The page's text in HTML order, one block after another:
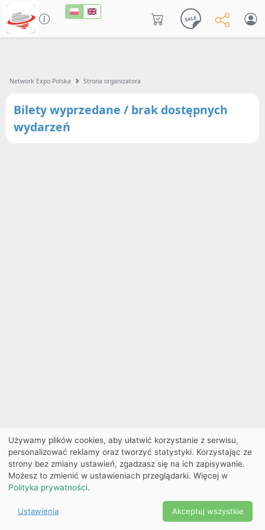
Network Expo Polska Strona organizatora
Bilety wyprzedane / brak dostępnych
wydarzeń
Ekobilet2026 |
Ustawienia
cookies
2026
Używamy plików cookies, aby ułatwić korzystanie z serwisu,
personalizować reklamy oraz tworzyć statystyki. Korzystając ze
strony bez zmiany ustawień, zgadzasz się na ich zapisywanie.
Możesz to zmienić w ustawieniach przeglądarki. Więcej w
Polityka prywatności.
Ustawienia Akceptuj wszystkie